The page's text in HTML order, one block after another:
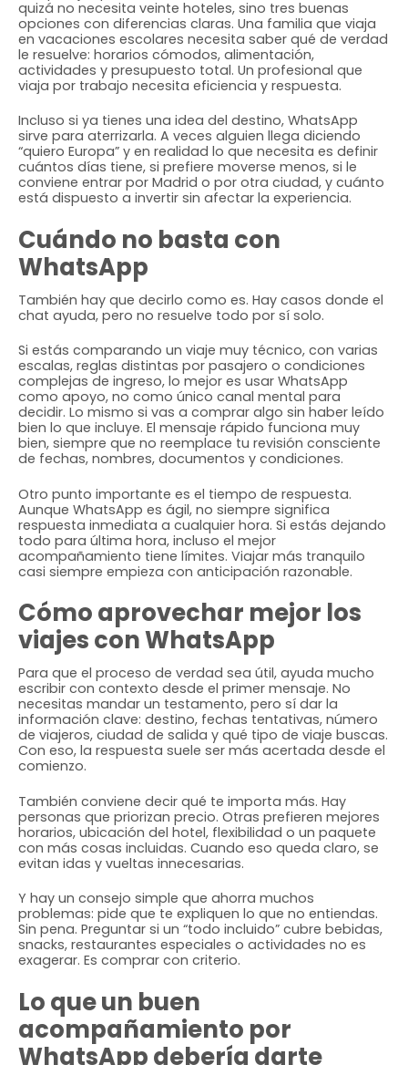
quizá no necesita veinte hoteles, sino tres buenas
opciones con diferencias claras. Una familia que viaja
en vacaciones escolares necesita saber qué de verdad
le resuelve: horarios cómodos, alimentación,
actividades y presupuesto total. Un profesional que
viaja por trabajo necesita eficiencia y respuesta.
Incluso si ya tienes una idea del destino, WhatsApp
sirve para aterrizarla. A veces alguien llega diciendo
“quiero Europa” y en realidad lo que necesita es definir
cuántos días tiene, si prefiere moverse menos, si le
conviene entrar por Madrid o por otra ciudad, y cuánto
está dispuesto a invertir sin afectar la experiencia.
Cuándo no basta con
WhatsApp
También hay que decirlo como es. Hay casos donde el
chat ayuda, pero no resuelve todo por sí solo.
Si estás comparando un viaje muy técnico, con varias
escalas, reglas distintas por pasajero o condiciones
complejas de ingreso, lo mejor es usar WhatsApp
como apoyo, no como único canal mental para
decidir. Lo mismo si vas a comprar algo sin haber leído
bien lo que incluye. El mensaje rápido funciona muy
bien, siempre que no reemplace tu revisión consciente
de fechas, nombres, documentos y condiciones.
Otro punto importante es el tiempo de respuesta.
Aunque WhatsApp es ágil, no siempre significa
respuesta inmediata a cualquier hora. Si estás dejando
todo para última hora, incluso el mejor
acompañamiento tiene límites. Viajar más tranquilo
casi siempre empieza con anticipación razonable.
Cómo aprovechar mejor los
viajes con WhatsApp
Para que el proceso de verdad sea útil, ayuda mucho
escribir con contexto desde el primer mensaje. No
necesitas mandar un testamento, pero sí dar la
información clave: destino, fechas tentativas, número
de viajeros, ciudad de salida y qué tipo de viaje buscas.
Con eso, la respuesta suele ser más acertada desde el
comienzo.
También conviene decir qué te importa más. Hay
personas que priorizan precio. Otras prefieren mejores
horarios, ubicación del hotel, flexibilidad o un paquete
con más cosas incluidas. Cuando eso queda claro, se
evitan idas y vueltas innecesarias.
Y hay un consejo simple que ahorra muchos
problemas: pide que te expliquen lo que no entiendas.
Sin pena. Preguntar si un “todo incluido” cubre bebidas,
snacks, restaurantes especiales o actividades no es
exagerar. Es comprar con criterio.
Lo que un buen
acompañamiento por
WhatsApp debería darte